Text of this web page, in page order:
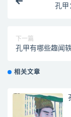
孔甲
下一篇
孔甲有哪些趣闻
相关文章